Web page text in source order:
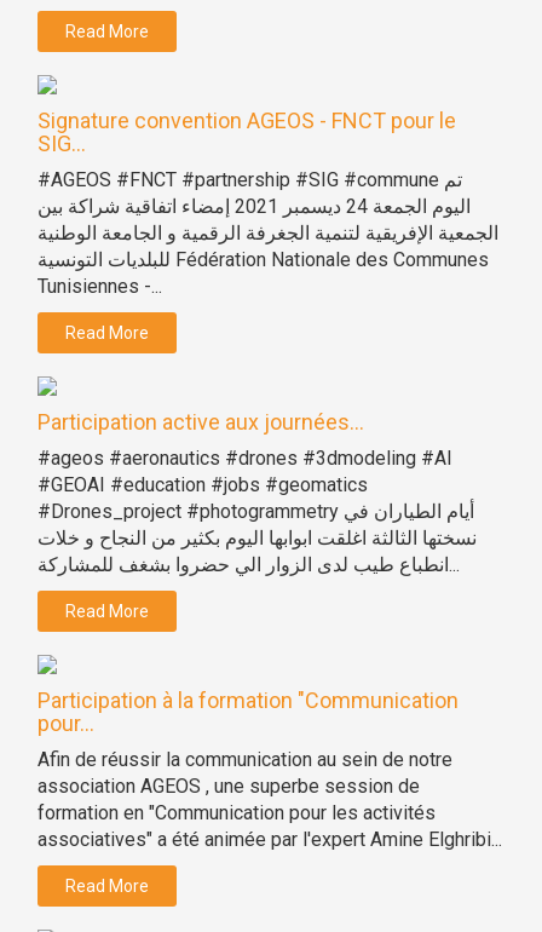
Read More
Signature convention AGEOS - FNCT pour le
SIG...
#AGEOS #FNCT #partnership #SIG #commune تم
اليوم الجمعة 24 ديسمبر 2021 إمضاء اتفاقية شراكة بين
الجمعية الإفريقية لتنمية الجغرفة الرقمية و الجامعة الوطنية
للبلديات التونسية Fédération Nationale des Communes
Tunisiennes -...
Read More
Participation active aux journées...
#ageos #aeronautics #drones #3dmodeling #AI
#GEOAI #education #jobs #geomatics
#Drones_project #photogrammetry أيام الطياران في
نسختها الثالثة اغلقت ابوابها اليوم بكثير من النجاح و خلات
انطباع طيب لدى الزوار الي حضروا بشغف للمشاركة...
Read More
Participation à la formation "Communication
pour...
Afin de réussir la communication au sein de notre
association AGEOS , une superbe session de
formation en "Communication pour les activités
associatives" a été animée par l'expert Amine Elghribi...
Read More